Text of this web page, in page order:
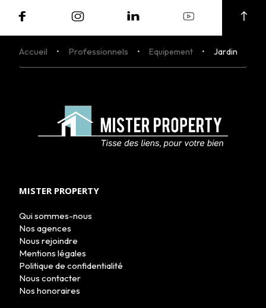
LOUER
LE GROUPE
NOUS REJOINDRE
CONTACT
Accueil Professionnels Equipement Jardin
MISTER PROPERTY
Qui sommes-nous
Nos agences
Nous rejoindre
Mentions légales
Politique de confidentialité
Nous contacter
Nos honoraires